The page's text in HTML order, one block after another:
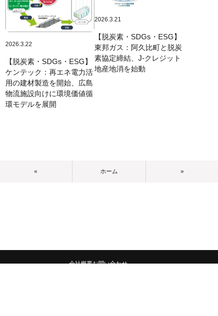
2026.3.22
【脱炭素・SDGs・ESG】
ケンテック：再エネ電力活
用の建材製造を開始、広島
物流施設向けに環境価値循
環モデルを展開
2026.3.21
【脱炭素・SDGs・ESG】
東邦ガス：阿久比町と脱炭
素協定締結、J-クレジット
地産地消を始動
ホーム
« »
会社概要お問い合わせ